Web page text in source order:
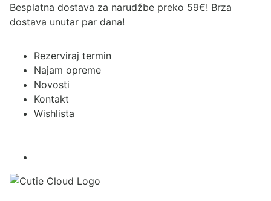
Besplatna dostava za narudžbe preko 59€! Brza
dostava unutar par dana!
Rezerviraj termin
Najam opreme
Novosti
Kontakt
Wishlista